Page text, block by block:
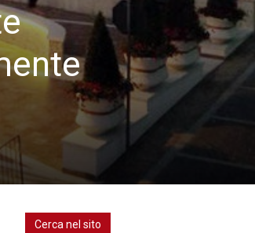
Cerca nel sito